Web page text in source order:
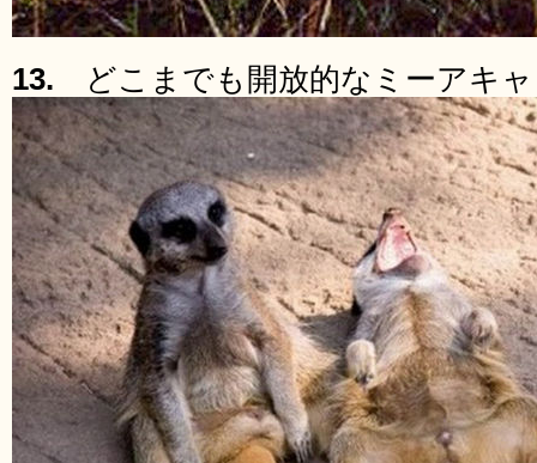
13. どこまでも開放的なミーアキ